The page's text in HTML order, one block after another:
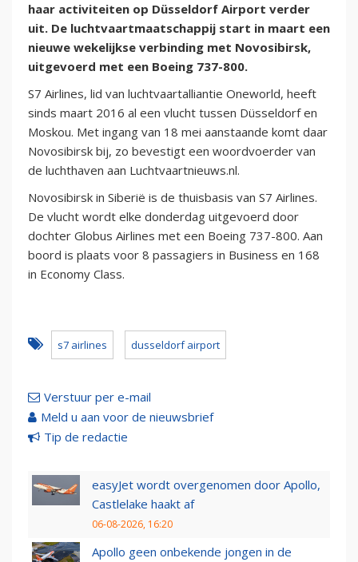
haar activiteiten op Düsseldorf Airport verder
uit. De luchtvaartmaatschappij start in maart een
nieuwe wekelijkse verbinding met Novosibirsk,
uitgevoerd met een Boeing 737-800.
S7 Airlines, lid van luchtvaartalliantie Oneworld, heeft
sinds maart 2016 al een vlucht tussen Düsseldorf en
Moskou. Met ingang van 18 mei aanstaande komt daar
Novosibirsk bij, zo bevestigt een woordvoerder van
de luchthaven aan Luchtvaartnieuws.nl.
Novosibirsk in Siberië is de thuisbasis van S7 Airlines.
De vlucht wordt elke donderdag uitgevoerd door
dochter Globus Airlines met een Boeing 737-800. Aan
boord is plaats voor 8 passagiers in Business en 168
in Economy Class.
s7 airlines dusseldorf airport
Verstuur per e-mail
Meld u aan voor de nieuwsbrief
Tip de redactie
easyJet wordt overgenomen door Apollo,
Castlelake haakt af
06-08-2026, 16:20
Apollo geen onbekende jongen in de